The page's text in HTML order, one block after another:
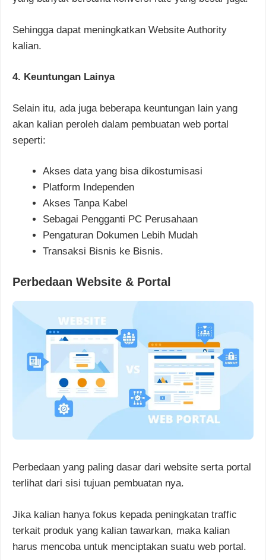
Sehingga dapat meningkatkan Website Authority
kalian.
4. Keuntungan Lainya
Selain itu, ada juga beberapa keuntungan lain yang
akan kalian peroleh dalam pembuatan web portal
seperti:
Akses data yang bisa dikostumisasi
Platform Independen
Akses Tanpa Kabel
Sebagai Pengganti PC Perusahaan
Pengaturan Dokumen Lebih Mudah
Transaksi Bisnis ke Bisnis.
Perbedaan Website & Portal
Perbedaan yang paling dasar dari website serta portal
terlihat dari sisi tujuan pembuatan nya.
Jika kalian hanya fokus kepada peningkatan traffic
terkait produk yang kalian tawarkan, maka kalian
harus mencoba untuk menciptakan suatu web portal.